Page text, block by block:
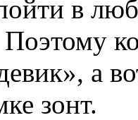
в
а
зонт.